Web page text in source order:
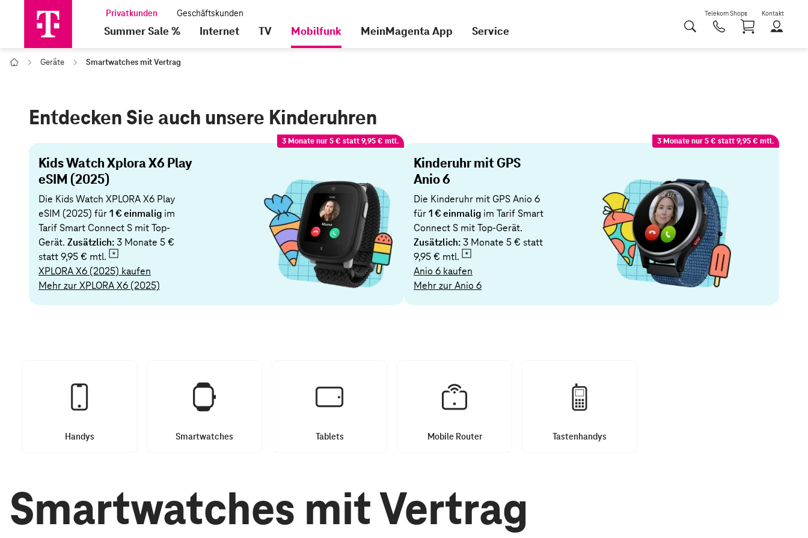
Telekom Shops Kontakt
Summer Sale % Internet TV Mobilfunk MeinMagenta App Service
Home Geräte Smartwatches mit Vertrag
Entdecken Sie auch unsere Kinderuhren
Kids Watch Xplora X6 Play
eSIM (2025)
Die Kids Watch XPLORA X6 Play
eSIM (2025) für1 € einmalig im
Tarif Smart Connect S mit Top-
Gerät. Zusätzlich:3 Monate 5 €
statt9,95 € mtl.
XPLORA X6 (2025) kaufen
Mehr zur XPLORA X6 (2025)
3 Monate nur 5 € statt 9,95 € mtl.
Kinderuhr mit GPS
Anio 6
Die Kinderuhr mit GPS Anio 6
für1 € einmalig im Tarif Smart
Connect S mit Top-Gerät.
Zusätzlich:3 Monate 5 € statt
9,95 € mtl.
Anio 6 kaufen
Mehr zur Anio 6
3 Monate nur 5 € statt 9,95 € mtl.
Handys Smartwatches Tablets Mobile Router Tastenhandys
Smartwatches mit Vertrag